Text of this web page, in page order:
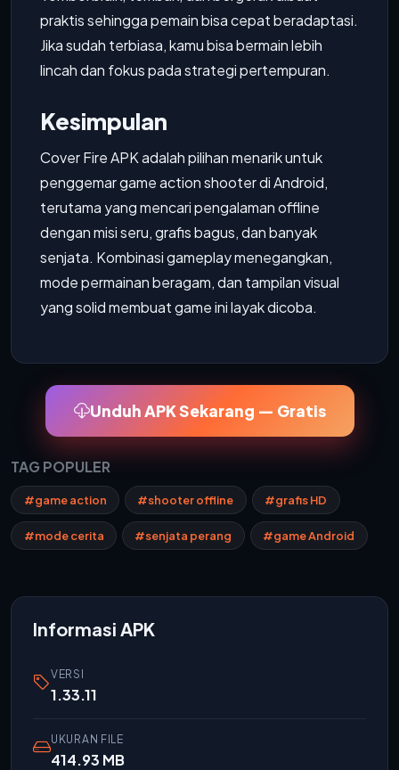
praktis sehingga pemain bisa cepat beradaptasi.
Jika sudah terbiasa, kamu bisa bermain lebih
lincah dan fokus pada strategi pertempuran.
Kesimpulan
Cover Fire APK adalah pilihan menarik untuk
penggemar game action shooter di Android,
terutama yang mencari pengalaman offline
dengan misi seru, grafis bagus, dan banyak
senjata. Kombinasi gameplay menegangkan,
mode permainan beragam, dan tampilan visual
yang solid membuat game ini layak dicoba.
Unduh APK Sekarang — Gratis
TAG POPULER
#game action #shooter offline #grafis HD
#mode cerita #senjata perang #game Android
Informasi APK
VERSI
1.33.11
UKURAN FILE
414.93 MB